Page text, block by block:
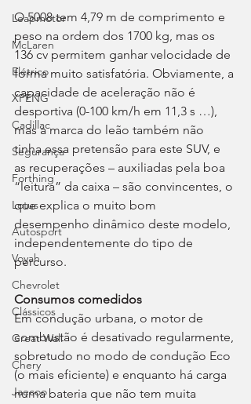
Leapmotor
McLaren
Elétrico
XPENG
Cadillac
Segurança
Forthing
Lotus
Autosport
Voyah
Chevrolet
Clássicos
Great Wall
Chery
Jaecoo
O 5008 tem 4,79 m de comprimento e
peso na ordem dos 1700 kg, mas os
136 cv permitem ganhar velocidade de
forma muito satisfatória. Obviamente, a
capacidade de aceleração não é
desportiva (0-100 km/h em 11,3 s …),
mas a marca do leão também não
tinha essa pretensão para este SUV, e
as recuperações – auxiliadas pela boa
“leitura” da caixa – são convincentes, o
que explica o muito bom
desempenho dinâmico deste modelo,
independentemente do tipo de
percurso.
Consumos comedidos
Em condução urbana, o motor de
combustão é desativado regularmente,
sobretudo no modo de condução Eco
(o mais eficiente) e enquanto há carga
numa bateria que não tem muita